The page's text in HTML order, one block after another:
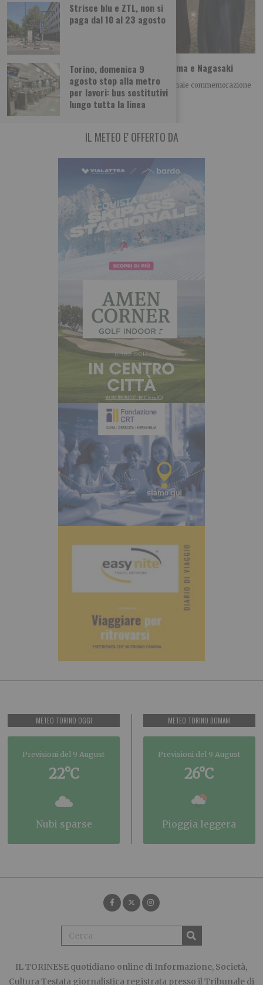
Strisce blu e ZTL, non si
paga dal 10 al 23 agosto
Torino, domenica 9
agosto stop alla metro
per lavori: bus sostitutivi
lungo tutta la linea
A Torino il ricordo della tragedia di Hiroshima e Nagasaki
Giovedì 6 agosto alle h 21.00 si è tenuta la tradizionale commemorazione
della tragedia di Hiroshima
IL METEO E' OFFERTO DA
METEO TORINO OGGI
Previsioni del 9 August
22°C
nubi sparse
METEO TORINO DOMANI
Previsioni del 9 August
26°C
pioggia leggera
IL TORINESE quotidiano online di Informazione, Società,
Cultura Testata giornalistica registrata presso il Tribunale di